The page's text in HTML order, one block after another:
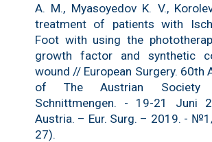
A. M., Myasoyedov K. V.,
treatment of patients with
Foot with using the
growth factor and synthetic
wound // European Surgery. 60th
of The Austrian Society
Schnittmengen. - 19-21 Juni
Austria. – Eur. Surg. – 2019. -
27).